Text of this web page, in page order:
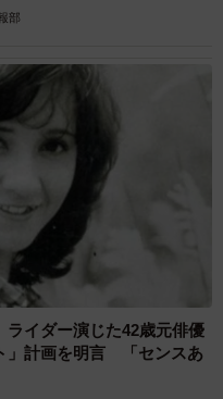
部
イダー演じた42歳元俳優
」計画を明言 「センスあ